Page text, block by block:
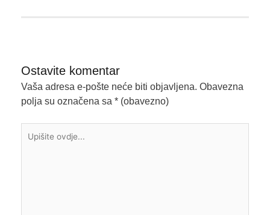
Ostavite komentar
Vaša adresa e-pošte neće biti objavljena. Obavezna
polja su označena sa * (obavezno)
ovdje...